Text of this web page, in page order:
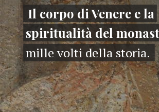
Il corpo di Venere e la
spiritualità del
mille volti della storia.